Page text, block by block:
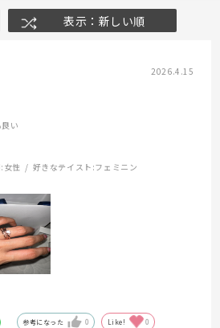
表示：新しい順
2026.4.15
い
女性 好きなテイスト:フェミニン
参考になった 0 Like! 0